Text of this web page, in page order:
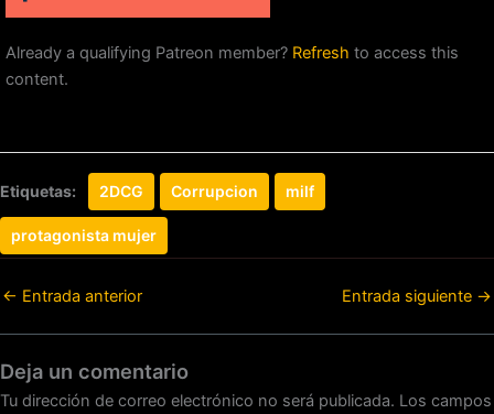
Already a qualifying Patreon member? Refresh to access this
content.
Etiquetas: 2DCG Corrupcion milf
protagonista mujer
← Entrada anterior Entrada siguiente →
Deja un comentario
Tu dirección de correo electrónico no será publicada. Los campos